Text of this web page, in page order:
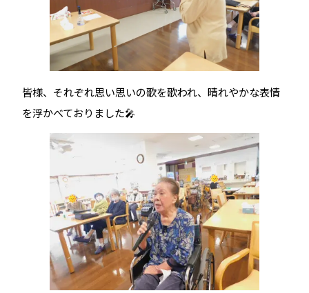
皆様、それぞれ思い思いの歌を歌われ、晴れやかな表情
を浮かべておりました🎤